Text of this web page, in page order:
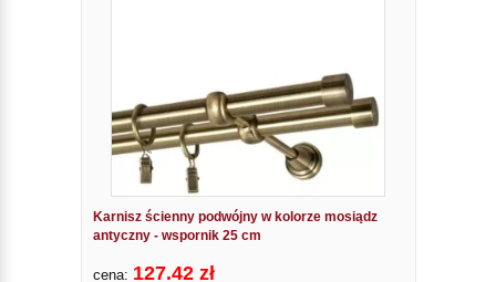
Karnisz ścienny podwójny w kolorze mosiądz
antyczny - wspornik 25 cm
cena: 127.42 zł